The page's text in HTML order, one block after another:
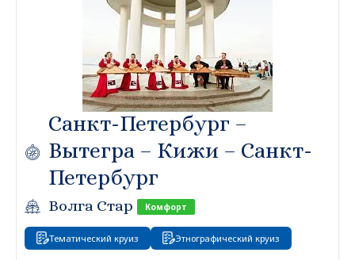
Санкт-Петербург –
Вытегра – Кижи – Санкт-
Петербург
Волга Стар Комфорт
Тематический круиз Этнографический круиз